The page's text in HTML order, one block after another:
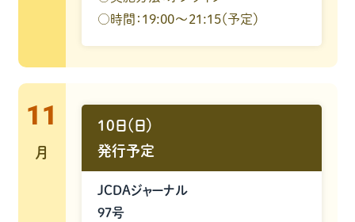
○時間：19:00～21:15（予定）
11
月
10日（日）
発行予定
JCDAジャーナル
97号